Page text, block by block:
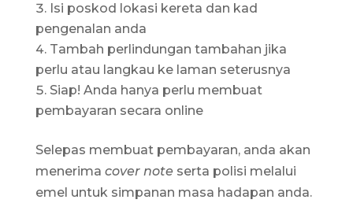
Isi poskod lokasi kereta dan kad
pengenalan anda
Tambah perlindungan tambahan jika
perlu atau langkau ke laman seterusnya
Siap! Anda hanya perlu membuat
pembayaran secara online
Selepas membuat pembayaran, anda akan
menerima cover noteserta polisi melalui
emel untuk simpanan masa hadapan anda.